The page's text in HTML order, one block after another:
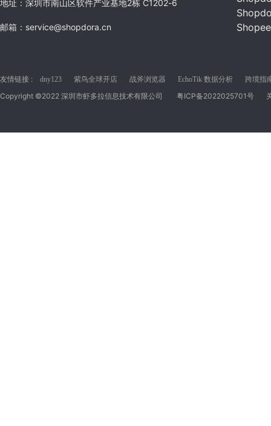
地址：深圳市南山区软件产业基地2栋 C1202-6
邮箱：service@shopdora.cn
友情链接 : dny123 紫鸟全球开店 战斧浏览器 EchoTik 数据分析 跨境指
Copyright ©2022 深圳市虾多拉信息技术有限公司 粤ICP备2022025701号